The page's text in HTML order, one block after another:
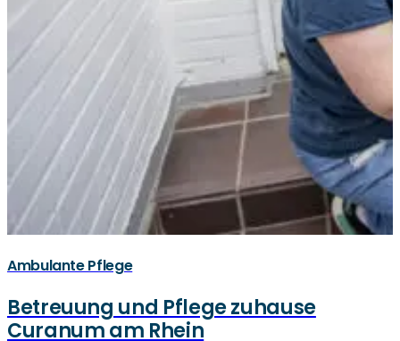
Ambulante Pflege
Betreuung und Pflege zuhause
Curanum am Rhein